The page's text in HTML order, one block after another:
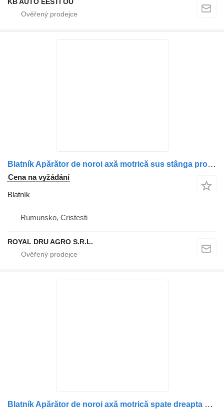
Blatník Apărător de noroi axă motrică sus stânga pro nákladní auta Mercedes-Benz A9605200007/A9605200607/A9605200407
Cena na vyžádání
Blatník
Rumunsko, Cristesti
ROYAL DRU AGRO S.R.L.
Blatník Apărător de noroi axă motrică spate dreapta pro nákladní auta Mercedes-Benz